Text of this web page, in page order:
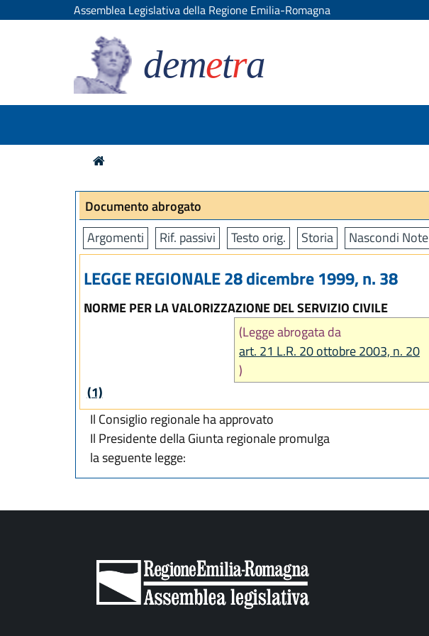
Assemblea Legislativa della Regione Emilia-Romagna
demetra
Documento abrogato
Argomenti
Rif. passivi Testo orig. Storia Nascondi Note
LEGGE REGIONALE 28 dicembre 1999, n. 38
NORME PER LA VALORIZZAZIONE DEL SERVIZIO CIVILE
(Legge abrogata da
art. 21 L.R. 20 ottobre 2003, n. 20
)
(1)
Il Consiglio regionale ha approvato
Il Presidente della Giunta regionale promulga
la seguente legge: